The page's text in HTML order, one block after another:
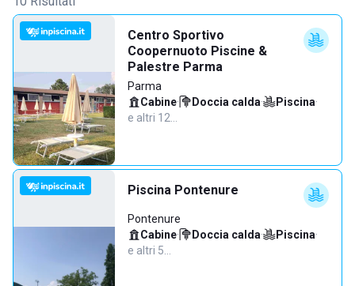
Centro Sportivo
Coopernuoto Piscine &
Palestre Parma
Parma
Cabine· Doccia calda· Piscina·
e altri 12…
Piscina Pontenure
Pontenure
Cabine· Doccia calda· Piscina·
e altri 5…